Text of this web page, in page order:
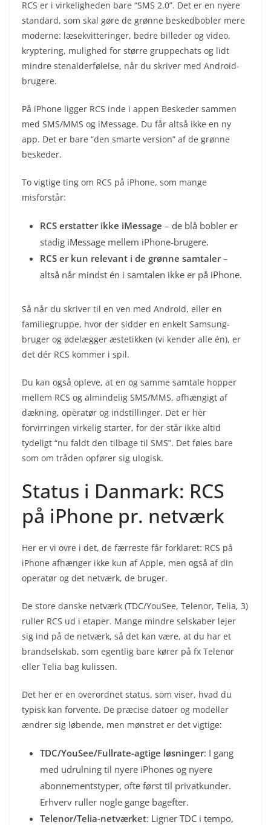
RCS er i virkeligheden bare “SMS 2.0”. Det er en nyere
standard, som skal gøre de grønne beskedbobler mere
moderne: læsekvitteringer, bedre billeder og video,
kryptering, mulighed for større gruppechats og lidt
mindre stenalderfølelse, når du skriver med Android-
brugere.
På iPhone ligger RCS inde i appen Beskeder sammen
med SMS/MMS og iMessage. Du får altså ikke en ny
app. Det er bare “den smarte version” af de grønne
beskeder.
To vigtige ting om RCS på iPhone, som mange
misforstår:
RCS erstatter ikke iMessage – de blå bobler er
stadig iMessage mellem iPhone-brugere.
RCS er kun relevant i de grønne samtaler–
altså når mindst én i samtalen ikke er på iPhone.
Så når du skriver til en ven med Android, eller en
familiegruppe, hvor der sidder en enkelt Samsung-
bruger og ødelægger æstetikken (vi kender alle én), er
det dér RCS kommer i spil.
Du kan også opleve, at en og samme samtale hopper
mellem RCS og almindelig SMS/MMS, afhængigt af
dækning, operatør og indstillinger. Det er her
forvirringen virkelig starter, for der står ikke altid
tydeligt “nu faldt den tilbage til SMS”. Det føles bare
som om tråden opfører sig ulogisk.
Status i Danmark: RCS
på iPhone pr. netværk
Her er vi ovre i det, de færreste får forklaret: RCS på
iPhone afhænger ikke kun af Apple, men også af din
operatør og det netværk, de bruger.
De store danske netværk (TDC/YouSee, Telenor, Telia, 3)
ruller RCS ud i etaper. Mange mindre selskaber lejer
sig ind på de netværk, så det kan være, at du har et
brandselskab, som egentlig bare kører på fx Telenor
eller Telia bag kulissen.
Det her er en overordnet status, som viser, hvad du
typisk kan forvente. De præcise datoer og modeller
ændrer sig løbende, men mønstret er det vigtige:
TDC/YouSee/Fullrate-agtige løsninger: I gang
med udrulning til nyere iPhones og nyere
abonnementstyper, ofte først til privatkunder.
Erhverv ruller nogle gange bagefter.
Telenor/Telia-netværket: Ligner TDC i tempo,